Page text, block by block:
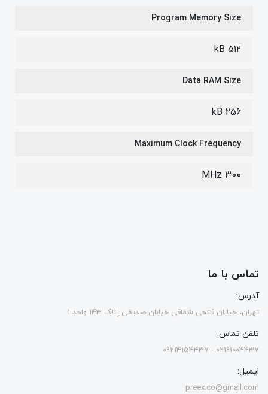
Program Memory Size
512 kB
Data RAM Size
256 kB
Maximum Clock Frequency
300 MHz
تماس با ما
آدرس:
تهران، خیابان فتحی شقاقی خیابان صدیقی پلاک 143 واحد 1
تلفن تماس:
02191004437 - 09214154437
ایمیل:
preex.co@gmail.com